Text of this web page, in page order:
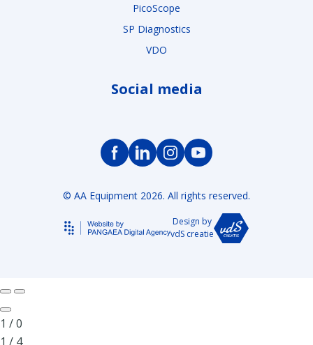
PicoScope
SP Diagnostics
VDO
Social media
© AA Equipment 2026. All rights reserved.
Design by
vdS creatie
1 /0
1 / 4